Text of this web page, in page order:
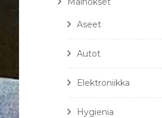
Aseet
Autot
Elektroniikka
Hygienia